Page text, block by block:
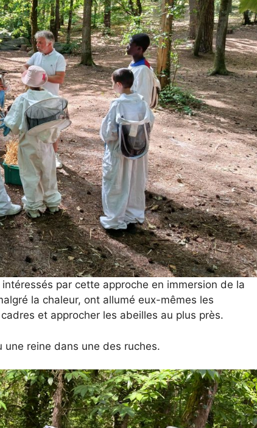
par cette approche en immersion de la
la chaleur, ont allumé eux-mêmes les
et approcher les abeilles au plus près.
reine dans une des ruches.